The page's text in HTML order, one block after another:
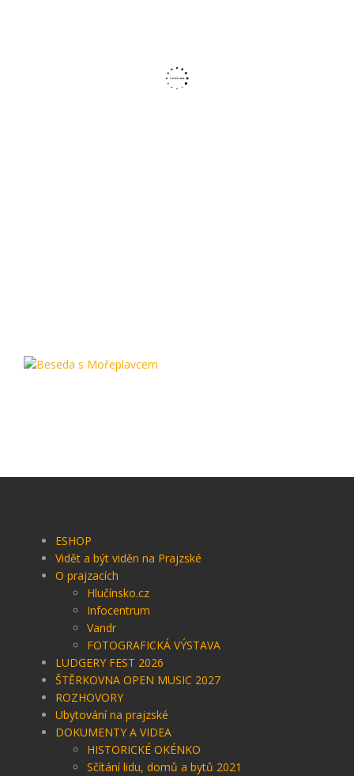
ESHOP
Vidět a být viděn na Prajzské
O prajzacích
Hlučínsko.cz
Infocentrum
Vandr
FOTOGRAFICKÁ VÝSTAVA
LUDGERY FEST 2026
ŠTĚRKOVNA OPEN MUSIC 2027
ROZHOVORY
Ubytování na prajzské
DOKUMENTY A VIDEA
HISTORICKÉ OKÉNKO
Sčítání lidu, domů a bytů 2021